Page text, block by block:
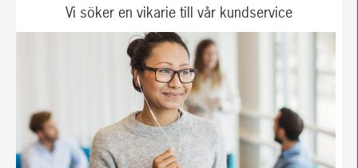
Vi söker en vikarie till vår kundservice